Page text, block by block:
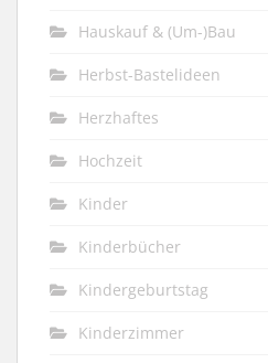
Hauskauf & (Um-)Bau
Herbst-Bastelideen
Herzhaftes
Hochzeit
Kinder
Kinderbücher
Kindergeburtstag
Kinderzimmer